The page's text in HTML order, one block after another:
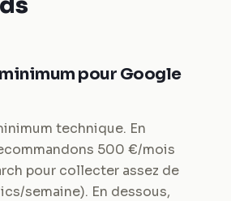
pour Google
technique. En
500 €/mois
pour collecter assez de
semaine). En dessous,